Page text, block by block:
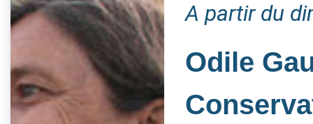
A partir du
Odile